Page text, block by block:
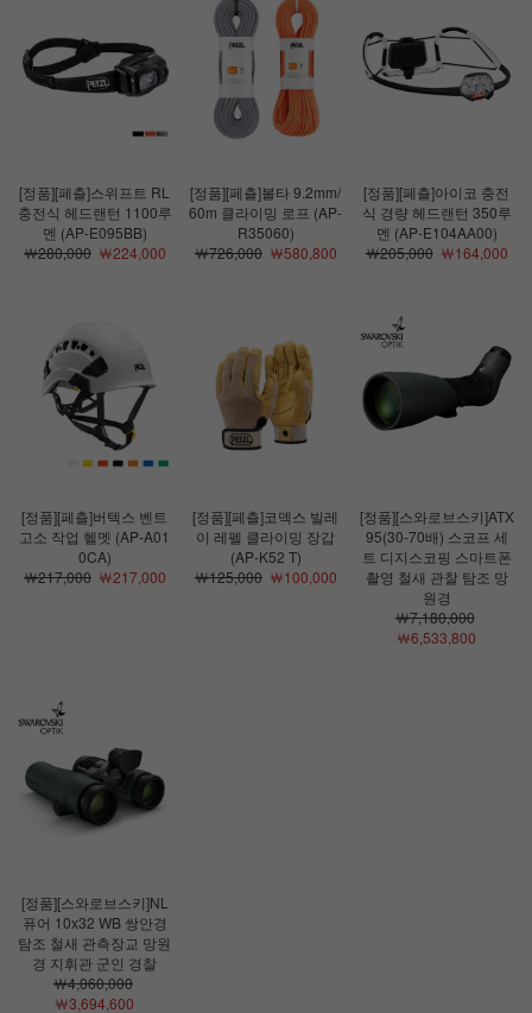
[정품][페츨]스위프트 RL
충전식 헤드랜턴 1100루
멘 (AP-E095BB)
￦280,000￦224,000
[정품][페츨]볼타 9.2mm/
60m 클라이밍 로프 (AP-
R35060)
￦726,000￦580,800
[정품][페츨]아이코 충전
식 경량 헤드랜턴 350루
멘 (AP-E104AA00)
￦205,000￦164,000
[정품][페츨]버텍스 벤트
고소 작업 헬멧 (AP-A01
0CA)
￦217,000￦217,000
[정품][페츨]코덱스 빌레
이 레펠 클라이밍 장갑
(AP-K52 T)
￦125,000￦100,000
[정품][스와로브스키]ATX
95(30-70배) 스코프 세
트 디지스코핑 스마트폰
촬영 철새 관찰 탐조 망
원경
￦7,180,000
￦6,533,800
[정품][스와로브스키]NL
퓨어 10x32 WB 쌍안경
탐조 철새 관측장교 망원
경 지휘관 군인 경찰
￦4,060,000
￦3,694,600